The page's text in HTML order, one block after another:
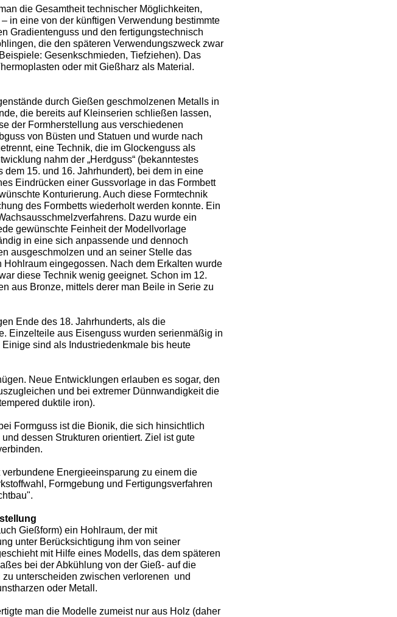
die Gesamtheit technischer Möglichkeiten,
in eine von der künftigen Verwendung bestimmte
Gradientenguss und den fertigungstechnisch
die den späteren Verwendungszweck zwar
Gesenkschmieden, Tiefziehen). Das
oder mit Gießharz als Material.
durch Gießen geschmolzenen Metalls in
die bereits auf Kleinserien schließen lassen,
der Formherstellung aus verschiedenen
von Büsten und Statuen und wurde nach
eine Technik, die im Glockenguss als
nahm der „Herdguss“ (bekanntestes
15. und 16. Jahrhundert), bei dem in eine
Eindrücken einer Gussvorlage in das Formbett
Konturierung. Auch diese Formtechnik
des Formbetts wiederholt werden konnte. Ein
Dazu wurde ein
gewünschte Feinheit der Modellvorlage
in eine sich anpassende und dennoch
ausgeschmolzen und an seiner Stelle das
eingegossen. Nach dem Erkalten wurde
diese Technik wenig geeignet. Schon im 12.
aus Bronze, mittels derer man Beile in Serie zu
Ende des 18. Jahrhunderts, als die
Einzelteile aus Eisenguss wurden serienmäßig in
sind als Industriedenkmale bis heute
Neue Entwicklungen erlauben es sogar, den
und bei extremer Dünnwandigkeit die
duktile iron).
Formguss ist die Bionik, die sich hinsichtlich
dessen Strukturen orientiert. Ziel ist gute
Energieeinsparung zu einem die
Formgebung und Fertigungsverfahren
Gießform) ein Hohlraum, der mit
unter Berücksichtigung ihm von seiner
mit Hilfe eines Modells, das dem späteren
bei der Abkühlung von der Gieß- auf die
unterscheiden zwischen verlorenen und
oder Metall.
man die Modelle zumeist nur aus Holz (daher